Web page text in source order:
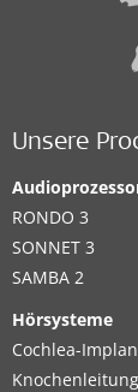
Unsere
RONDO 3
SONNET 3
SAMBA 2
Hörsysteme
Cochlea-